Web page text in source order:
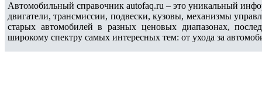
Автомобильный справочник autofaq.ru – это уникальный
двигатели, трансмиссии, подвески, кузовы, механизмы
старых автомобилей в разных ценовых диапазонах,
широкому спектру самых интересных тем: от ухода за